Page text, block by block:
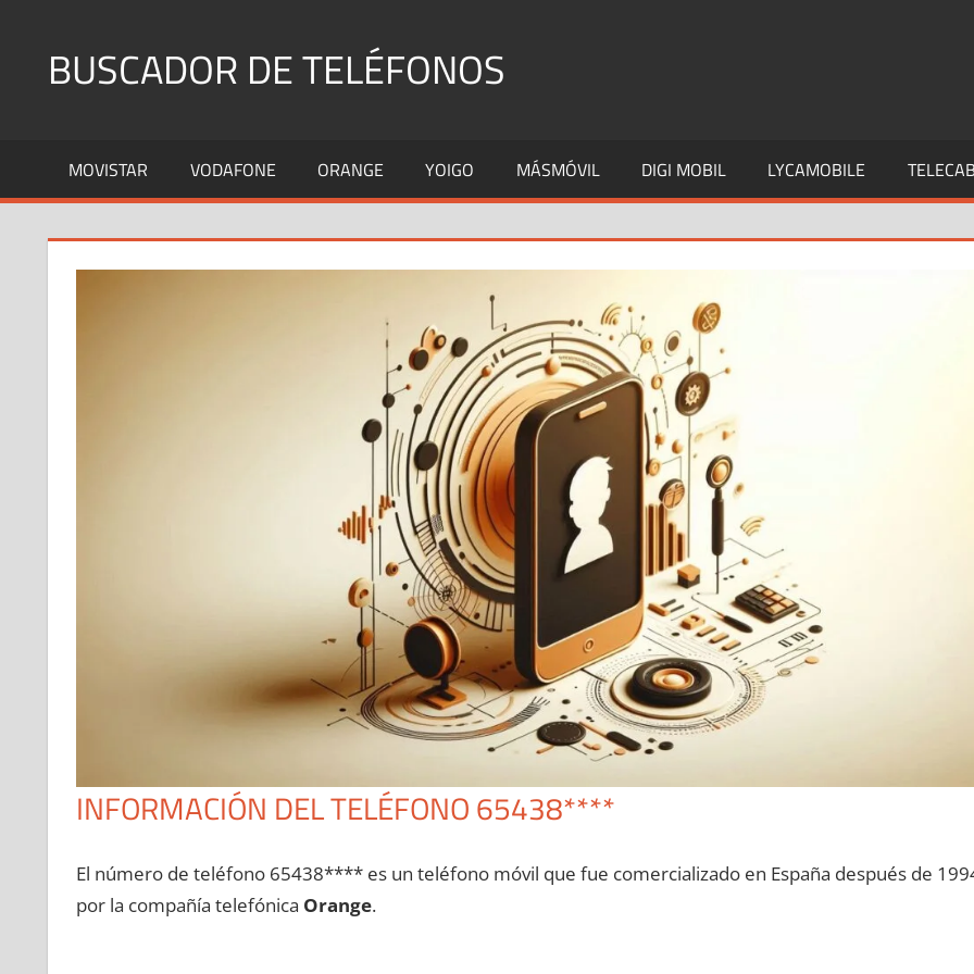
contenidoBUSCADOR DE TELÉFONOS
Fijos
y
MOVISTAR VODAFONE ORANGE YOIGO MÁSMÓVIL DIGI MOBIL LYCAMOBILE
INFORMACIÓN DEL TELÉFONO 65438****
El número dе teléfono 65438**** es un teléfono móvil quе fue comercializado en España después dе
pοr la compañía telefónica Orange.